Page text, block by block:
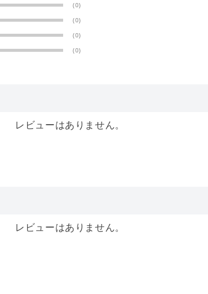
(0)
(0)
(0)
(0)
レビューはありません。
レビューはありません。